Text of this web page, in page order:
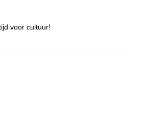
voor cultuur!